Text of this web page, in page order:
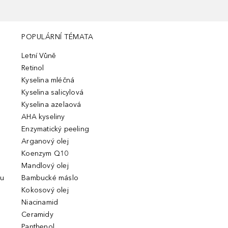
POPULÁRNÍ TÉMATA
Letní Vůně
Retinol
Kyselina mléčná
Kyselina salicylová
Kyselina azelaová
AHA kyseliny
Enzymatický peeling
Arganový olej
Koenzym Q10
Mandlový olej
Bambucké máslo
Kokosový olej
Niacinamid
Ceramidy